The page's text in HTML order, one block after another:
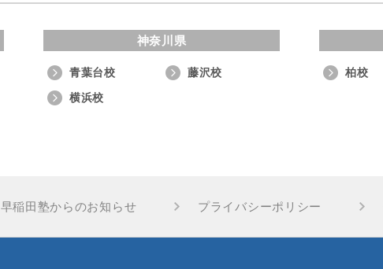
神奈川県
青葉台校
藤沢校
横浜校
柏校
早稲田塾からのお知らせ プライバシーポリシー